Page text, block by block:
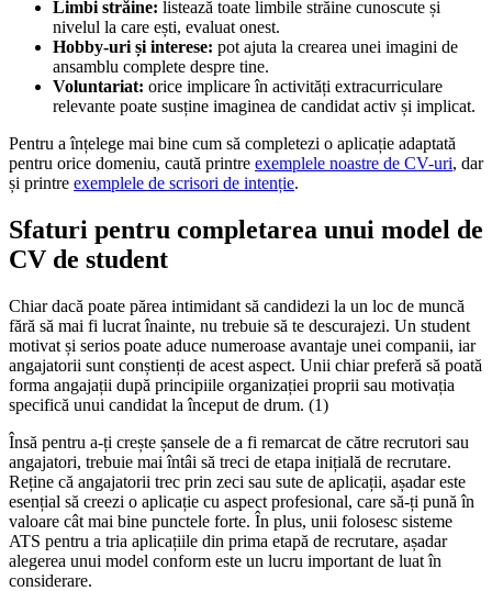
Limbi străine: listează toate limbile străine cunoscute și
nivelul la care ești, evaluat onest.
Hobby-uri și interese: pot ajuta la crearea unei imagini de
ansamblu complete despre tine.
Voluntariat: orice implicare în activități extracurriculare
relevante poate susține imaginea de candidat activ și implicat.
Pentru a înțelege mai bine cum să completezi o aplicație adaptată
pentru orice domeniu, caută printre exemplele noastre de CV-uri, dar
și printre exemplele de scrisori de intenție.
Sfaturi pentru completarea unui model de
CV de student
Chiar dacă poate părea intimidant să candidezi la un loc de muncă
fără să mai fi lucrat înainte, nu trebuie să te descurajezi. Un student
motivat și serios poate aduce numeroase avantaje unei companii, iar
angajatorii sunt conștienți de acest aspect. Unii chiar preferă să poată
forma angajații după principiile organizației proprii sau motivația
specifică unui candidat la început de drum. (1)
Însă pentru a-ți crește șansele de a fi remarcat de către recrutori sau
angajatori, trebuie mai întâi să treci de etapa inițială de recrutare.
Reține că angajatorii trec prin zeci sau sute de aplicații, așadar este
esențial să creezi o aplicație cu aspect profesional, care să-ți pună în
valoare cât mai bine punctele forte. În plus, unii folosesc sisteme
ATS pentru a tria aplicațiile din prima etapă de recrutare, așadar
alegerea unui model conform este un lucru important de luat în
considerare.